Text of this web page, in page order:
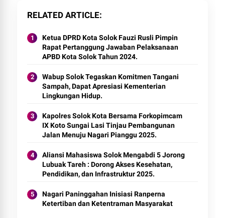
RELATED ARTICLE
Ketua DPRD Kota Solok Fauzi Rusli Pimpin
Rapat Pertanggung Jawaban Pelaksanaan
APBD Kota Solok Tahun 2024.
Wabup Solok Tegaskan Komitmen Tangani
Sampah, Dapat Apresiasi Kementerian
Lingkungan Hidup.
Kapolres Solok Kota Bersama Forkopimcam
IX Koto Sungai Lasi Tinjau Pembangunan
Jalan Menuju Nagari Pianggu 2025.
Aliansi Mahasiswa Solok Mengabdi 5 Jorong
Lubuak Tareh : Dorong Akses Kesehatan,
Pendidikan, dan Infrastruktur 2025.
Nagari Paninggahan Inisiasi Ranperna
Ketertiban dan Ketentraman Masyarakat